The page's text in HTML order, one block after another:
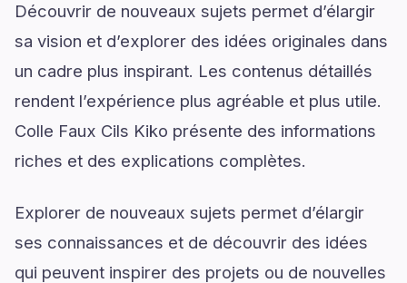
Découvrir de nouveaux sujets permet d’élargir
sa vision et d’explorer des idées originales dans
un cadre plus inspirant. Les contenus détaillés
rendent l’expérience plus agréable et plus utile.
Colle Faux Cils Kiko présente des informations
riches et des explications complètes.
Explorer de nouveaux sujets permet d’élargir
ses connaissances et de découvrir des idées
qui peuvent inspirer des projets ou de nouvelles